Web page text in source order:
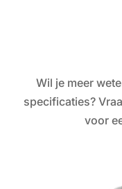
Wil je meer
specificaties?
voor